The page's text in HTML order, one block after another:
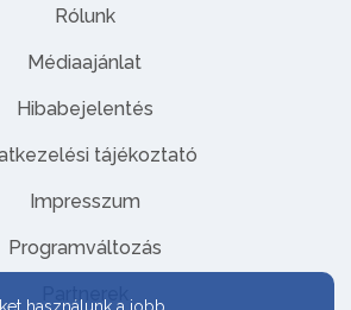
Rólunk
Médiaajánlat
Hibabejelentés
tájékoztató
Impresszum
Programváltozás
Partnerek